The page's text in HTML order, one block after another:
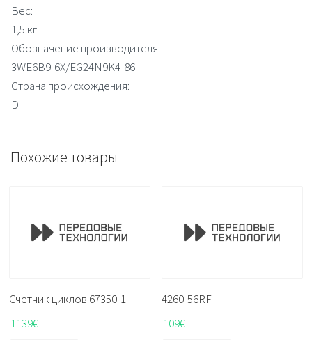
Вес:
1,5 кг
Обозначение производителя:
3WE6B9-6X/EG24N9K4-86
Страна происхождения:
D
Похожие товары
Счетчик циклов 67350-1
1139€
4260-56RF
109€